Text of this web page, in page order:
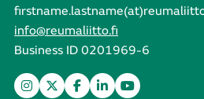
info@reumaliitto.fi
Business ID 0201969-6